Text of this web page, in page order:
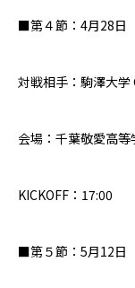
■第４節：4月28日
対戦相手：駒澤大学
会場：千葉敬愛高
KICKOFF： 17:00
■第５節：5月12日